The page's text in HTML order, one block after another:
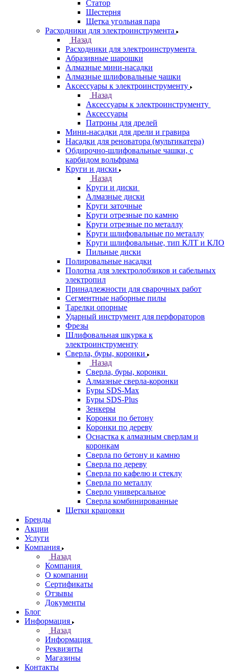
Статор
Шестерня
Щетка угольная пара
Расходники для электроинструмента
Назад
Расходники для электроинструмента
Абразивные шарошки
Алмазные мини-насадки
Алмазные шлифовальные чашки
Аксессуары к электроинструменту
Назад
Аксессуары к электроинструменту
Аксессуары
Патроны для дрелей
Мини-насадки для дрели и гравира
Насадки для реноватора (мультикатера)
Обдирочно-шлифовальные чашки, с
карбидом вольфрама
Круги и диски
Назад
Круги и диски
Алмазные диски
Круги заточные
Круги отрезные по камню
Круги отрезные по металлу
Круги шлифовальные по металлу
Круги шлифовальные, тип КЛТ и КЛО
Пильные диски
Полировальные насадки
Полотна для электролобзиков и сабельных
электропил
Принадлежности для сварочных работ
Сегментные наборные пилы
Тарелки опорные
Ударный инструмент для перфораторов
Фрезы
Шлифовальная шкурка к
электроинструменту
Сверла, буры, коронки
Назад
Сверла, буры, коронки
Алмазные сверла-коронки
Буры SDS-Max
Буры SDS-Plus
Зенкеры
Коронки по бетону
Коронки по дереву
Оснастка к алмазным сверлам и
коронкам
Сверла по бетону и камню
Сверла по дереву
Сверла по кафелю и стеклу
Сверла по металлу
Сверло универсальное
Сверла комбинированные
Щетки крацовки
Бренды
Акции
Услуги
Компания
Назад
Компания
О компании
Сертификаты
Отзывы
Документы
Блог
Информация
Назад
Информация
Реквизиты
Магазины
Контакты